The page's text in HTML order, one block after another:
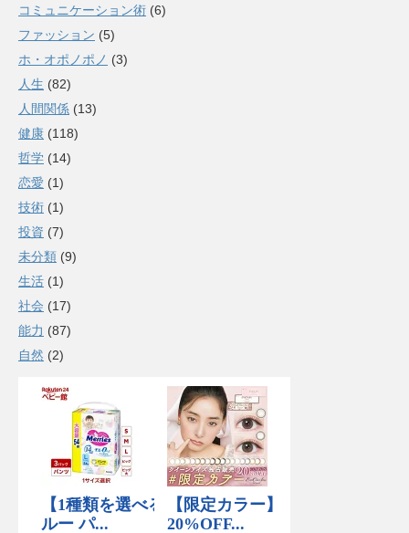
コミュニケーション術 (6)
ファッション (5)
ホ・オポノポノ (3)
人生 (82)
人間関係 (13)
健康 (118)
哲学 (14)
恋愛 (1)
技術 (1)
投資 (7)
未分類 (9)
生活 (1)
社会 (17)
能力 (87)
自然 (2)